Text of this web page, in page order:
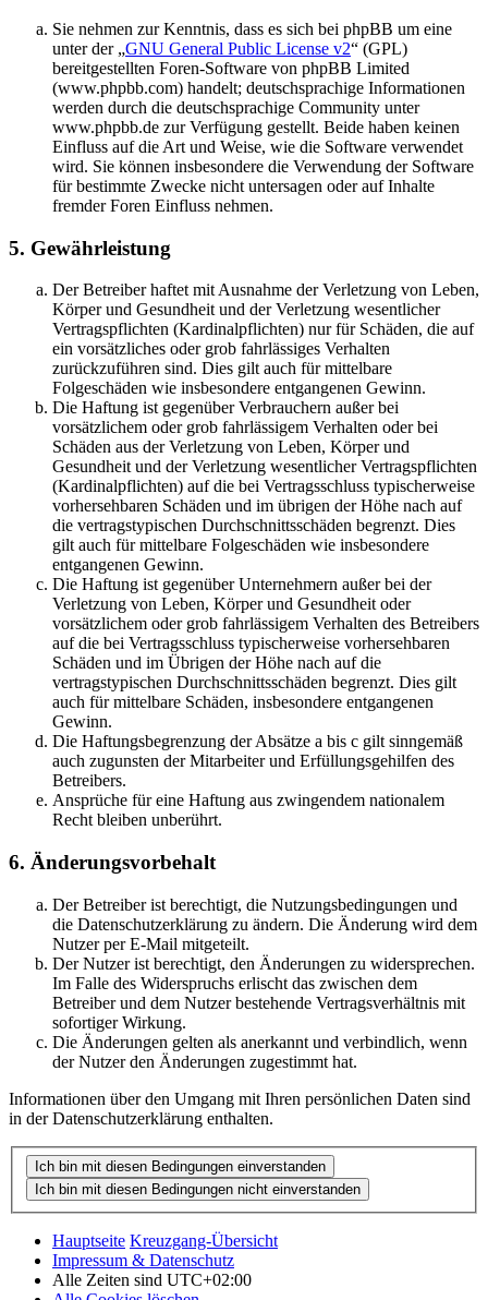
Sie nehmen zur Kenntnis, dass es sich bei phpBB um eine
unter der „GNU General Public License v2“ (GPL)
bereitgestellten Foren-Software von phpBB Limited
(www.phpbb.com) handelt; deutschsprachige Informationen
werden durch die deutschsprachige Community unter
www.phpbb.de zur Verfügung gestellt. Beide haben keinen
Einfluss auf die Art und Weise, wie die Software verwendet
wird. Sie können insbesondere die Verwendung der Software
für bestimmte Zwecke nicht untersagen oder auf Inhalte
fremder Foren Einfluss nehmen.
5. Gewährleistung
Der Betreiber haftet mit Ausnahme der Verletzung von Leben,
Körper und Gesundheit und der Verletzung wesentlicher
Vertragspflichten (Kardinalpflichten) nur für Schäden, die auf
ein vorsätzliches oder grob fahrlässiges Verhalten
zurückzuführen sind. Dies gilt auch für mittelbare
Folgeschäden wie insbesondere entgangenen Gewinn.
Die Haftung ist gegenüber Verbrauchern außer bei
vorsätzlichem oder grob fahrlässigem Verhalten oder bei
Schäden aus der Verletzung von Leben, Körper und
Gesundheit und der Verletzung wesentlicher Vertragspflichten
(Kardinalpflichten) auf die bei Vertragsschluss typischerweise
vorhersehbaren Schäden und im übrigen der Höhe nach auf
die vertragstypischen Durchschnittsschäden begrenzt. Dies
gilt auch für mittelbare Folgeschäden wie insbesondere
entgangenen Gewinn.
Die Haftung ist gegenüber Unternehmern außer bei der
Verletzung von Leben, Körper und Gesundheit oder
vorsätzlichem oder grob fahrlässigem Verhalten des Betreibers
auf die bei Vertragsschluss typischerweise vorhersehbaren
Schäden und im Übrigen der Höhe nach auf die
vertragstypischen Durchschnittsschäden begrenzt. Dies gilt
auch für mittelbare Schäden, insbesondere entgangenen
Gewinn.
Die Haftungsbegrenzung der Absätze a bis c gilt sinngemäß
auch zugunsten der Mitarbeiter und Erfüllungsgehilfen des
Betreibers.
Ansprüche für eine Haftung aus zwingendem nationalem
Recht bleiben unberührt.
6. Änderungsvorbehalt
Der Betreiber ist berechtigt, die Nutzungsbedingungen und
die Datenschutzerklärung zu ändern. Die Änderung wird dem
Nutzer per E-Mail mitgeteilt.
Der Nutzer ist berechtigt, den Änderungen zu widersprechen.
Im Falle des Widerspruchs erlischt das zwischen dem
Betreiber und dem Nutzer bestehende Vertragsverhältnis mit
sofortiger Wirkung.
Die Änderungen gelten als anerkannt und verbindlich, wenn
der Nutzer den Änderungen zugestimmt hat.
Informationen über den Umgang mit Ihren persönlichen Daten sind
in der Datenschutzerklärung enthalten.
Hauptseite Kreuzgang-Übersicht
Impressum & Datenschutz
Alle Zeiten sind UTC+02:00